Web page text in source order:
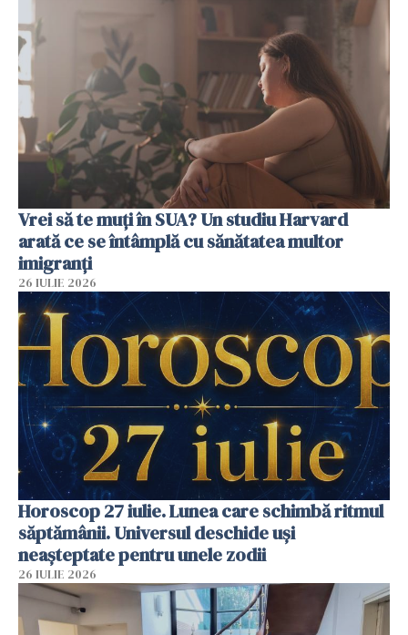
Vrei să te muți în SUA? Un studiu Harvard
arată ce se întâmplă cu sănătatea multor
imigranți
26 IULIE 2026
Horoscop 27 iulie. Lunea care schimbă ritmul
săptămânii. Universul deschide uși
neașteptate pentru unele zodii
26 IULIE 2026